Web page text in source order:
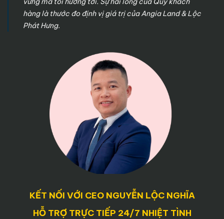
hàng là thước đo định vị giá trị của Angia Land & Lộc
Phát Hưng.
KẾT NỐI VỚI CEO NGUYỄN LỘC NGHĨA
HỖ TRỢ TRỰC TIẾP 24/7 NHIỆT TÌNH